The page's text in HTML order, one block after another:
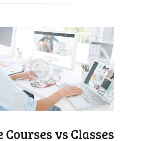
Courses vs Classes